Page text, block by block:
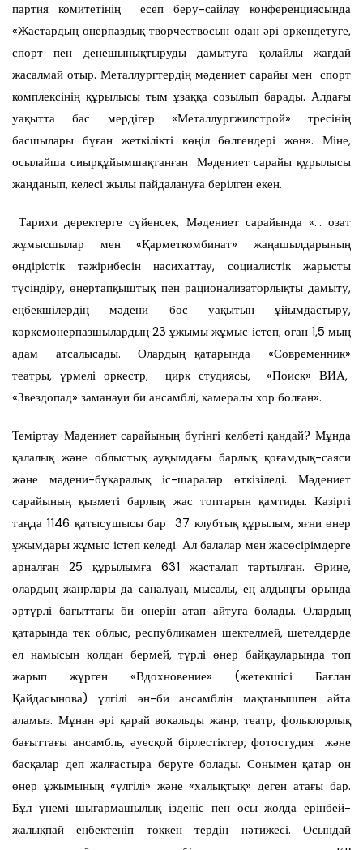
партия комитетінің есеп беру-сайлау конференциясында
«Жастардың өнерпаздық творчествосын одан әрі өркендетуге,
спорт пен денешынықтыруды дамытуға қолайлы жағдай
жасалмай отыр. Металлургтердің мәдениет сарайы мен спорт
комплексінің құрылысы тым ұзаққа созылып барады. Алдағы
уақытта бас мердігер «Металлургжилстрой» тресінің
басшылары бұған жеткілікті көңіл бөлгендері жөн». Міне,
осылайша сиырқұйымшақтанған Мәдениет сарайы құрылысы
жанданып, келесі жылы пайдалануға берілген екен.
Тарихи деректерге сүйенсек, Мәдениет сарайында «… озат
жұмысшылар мен «Қарметкомбинат» жаңашылдарының
өндірістік тәжірибесін насихаттау, социалистік жарысты
түсіндіру, өнертапқыштық пен рационализаторлықты дамыту,
еңбекшілердің мәдени бос уақытын ұйымдастыру,
көркемөнерпазшылардың 23 ұжымы жұмыс істеп, оған 1,5 мың
адам атсалысады. Олардың қатарында «Современник»
театры, үрмелі оркестр, цирк студиясы, «Поиск» ВИА,
«Звездопад» заманауи би ансамблі, камералы хор болған».
Теміртау Мәдениет сарайының бүгінгі келбеті қандай? Мұнда
қалалық және облыстық ауқымдағы барлық қоғамдық-саяси
және мәдени-бұқаралық іс-шаралар өткізіледі. Мәдениет
сарайының қызметі барлық жас топтарын қамтиды. Қазіргі
таңда 1146 қатысушысы бар 37 клубтық құрылым, яғни өнер
ұжымдары жұмыс істеп келеді. Ал балалар мен жасөсірімдерге
арналған 25 құрылымға 631 жасталап тартылған. Әрине,
олардың жанрлары да саналуан, мысалы, ең алдыңғы орында
әртүрлі бағыттағы би өнерін атап айтуға болады. Олардың
қатарында тек облыс, республикамен шектелмей, шетелдерде
ел намысын қолдан бермей, түрлі өнер байқауларында топ
жарып жүрген «Вдохновение» (жетекшісі Бағлан
Қайдасынова) үлгілі ән-би ансамблін мақтанышпен айта
аламыз. Мұнан әрі қарай вокальды жанр, театр, фольклорлық
бағыттағы ансамбль, әуесқой бірлестіктер, фотостудия және
басқалар деп жалғастыра беруге болады. Сонымен қатар он
өнер ұжымының «үлгілі» және «халықтық» деген атағы бар.
Бұл үнемі шығармашылық ізденіс пен осы жолда ерінбей-
жалықпай еңбектеніп төккен тердің нәтижесі. Осындай